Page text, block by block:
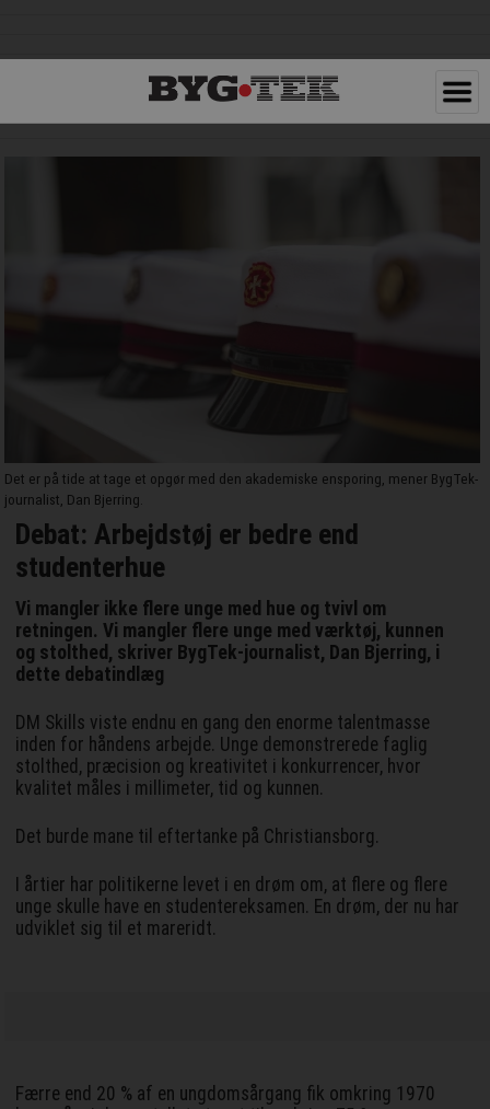
Det er på tide at tage et opgør med den akademiske ensporing, mener BygTek-
journalist, Dan Bjerring.
Debat: Arbejdstøj er bedre end
studenterhue
Vi mangler ikke flere unge med hue og tvivl om
retningen. Vi mangler flere unge med værktøj, kunnen
og stolthed, skriver BygTek-journalist, Dan Bjerring, i
dette debatindlæg
DM Skills viste endnu en gang den enorme talentmasse
inden for håndens arbejde. Unge demonstrerede faglig
stolthed, præcision og kreativitet i konkurrencer, hvor
kvalitet måles i millimeter, tid og kunnen.
Det burde mane til eftertanke på Christiansborg.
I årtier har politikerne levet i en drøm om, at flere og flere
unge skulle have en studentereksamen. En drøm, der nu har
udviklet sig til et mareridt.
Færre end 20 % af en ungdomsårgang fik omkring 1970